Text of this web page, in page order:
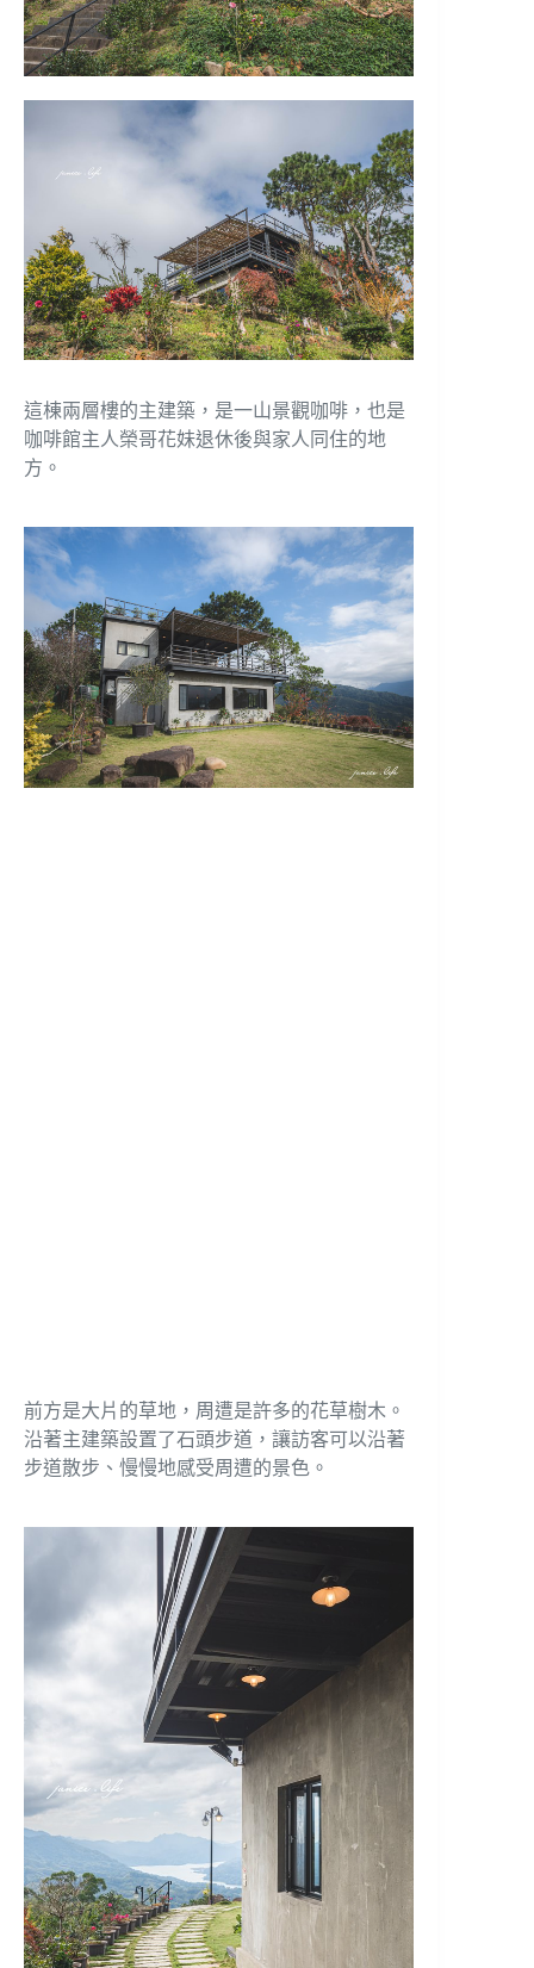
這棟兩層樓的主建築，是一山景觀咖啡，也是
咖啡館主人榮哥花妹退休後與家人同住的地
方。
前方是大片的草地，周遭是許多的花草樹木。
沿著主建築設置了石頭步道，讓訪客可以沿著
步道散步、慢慢地感受周遭的景色。